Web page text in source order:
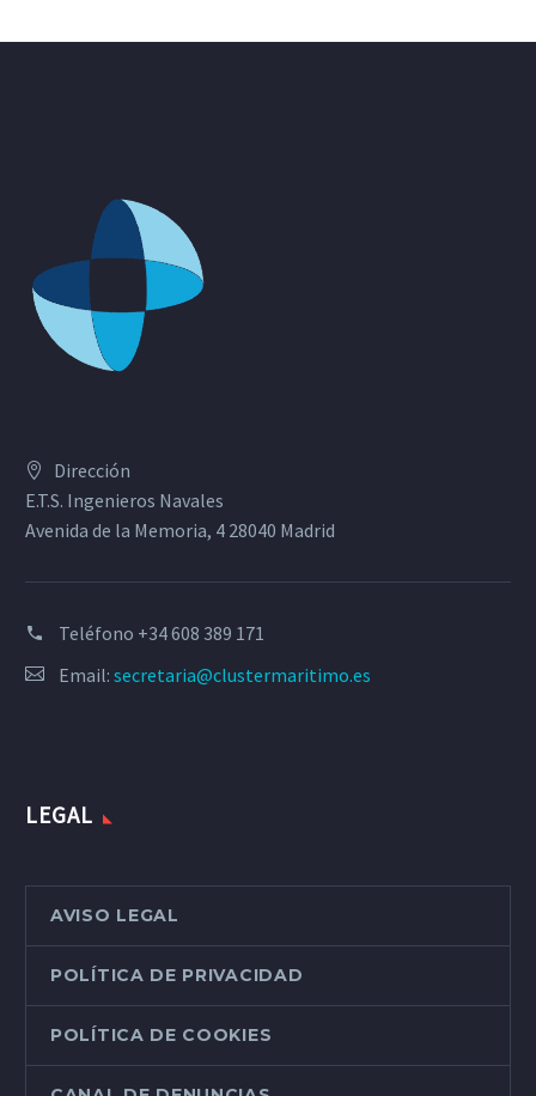
Dirección
E.T.S. Ingenieros Navales
Avenida de la Memoria, 4 28040 Madrid
Teléfono +34 608 389 171
Email: secretaria@clustermaritimo.es
LEGAL
AVISO LEGAL
POLÍTICA DE PRIVACIDAD
POLÍTICA DE COOKIES